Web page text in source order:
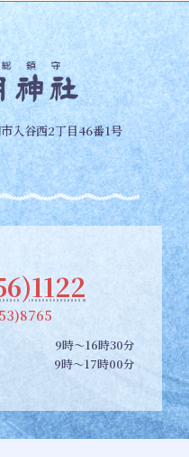
入谷西2丁目46番1号
9時～16時30分
9時～17時00分